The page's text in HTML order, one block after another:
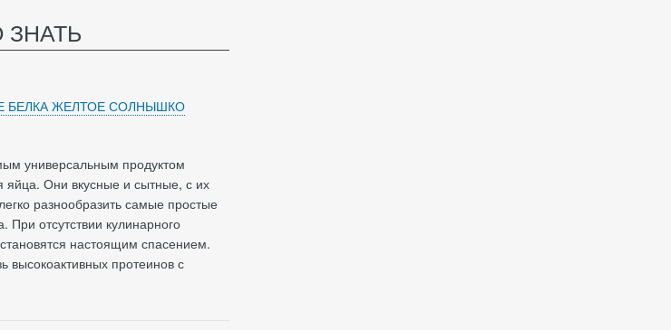
БЕЛКА ЖЕЛТОЕ СОЛНЫШКО
универсальным продуктом
яйца. Они вкусные и сытные, с их
разнообразить самые простые
отсутствии кулинарного
настоящим спасением.
высокоактивных протеинов с